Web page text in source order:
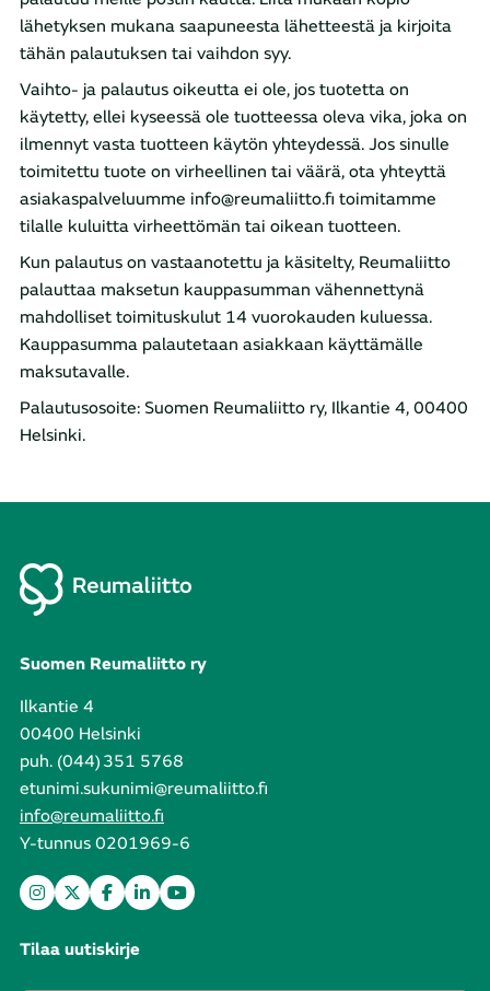
lähetyksen mukana saapuneesta lähetteestä ja kirjoita
tähän palautuksen tai vaihdon syy.
Vaihto- ja palautus oikeutta ei ole, jos tuotetta on
käytetty, ellei kyseessä ole tuotteessa oleva vika, joka on
ilmennyt vasta tuotteen käytön yhteydessä. Jos sinulle
toimitettu tuote on virheellinen tai väärä, ota yhteyttä
asiakaspalveluumme info@reumaliitto.fi toimitamme
tilalle kuluitta virheettömän tai oikean tuotteen.
Kun palautus on vastaanotettu ja käsitelty, Reumaliitto
palauttaa maksetun kauppasumman vähennettynä
mahdolliset toimituskulut 14 vuorokauden kuluessa.
Kauppasumma palautetaan asiakkaan käyttämälle
maksutavalle.
Palautusosoite: Suomen Reumaliitto ry, Ilkantie 4, 00400
Helsinki.
Suomen Reumaliitto ry
Ilkantie 4
00400 Helsinki
puh. (044) 351 5768
etunimi.sukunimi@reumaliitto.fi
info@reumaliitto.fi
Y-tunnus 0201969-6
Tilaa uutiskirje